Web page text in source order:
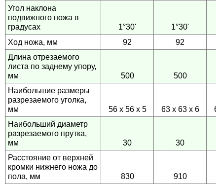
Угол наклона
подвижного ножа в
градусах
1°30'
1°30'
Ход ножа, мм
92
92
Длина отрезаемого
листа по заднему упору,
мм
500
500
Наибольшие размеры
разрезаемого уголка,
мм
56 х 56 х 5 63 х 63 х 6
Наибольший диаметр
разрезаемого прутка,
мм
30
30
Расстояние от верхней
кромки нижнего ножа до
пола, мм
830
910